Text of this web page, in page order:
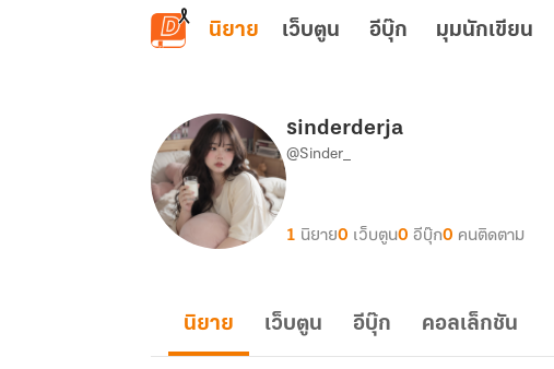
ข้ามไปยังเนื้อหาหลัก
นิยาย เว็บตูน อีบุ๊ก มุมนักเขียน
sinderderja
@Sinder_
1 นิยาย0 เว็บตูน0 อีบุ๊ก0 คนติดตาม
นิยาย เว็บตูน อีบุ๊ก คอลเล็กชัน